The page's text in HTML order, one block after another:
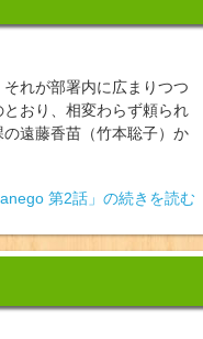
れが部署内に広まりつつ
おり、相変わらず頼られ
遠藤香苗（竹本聡子）か
anego 第2話」の続きを読む